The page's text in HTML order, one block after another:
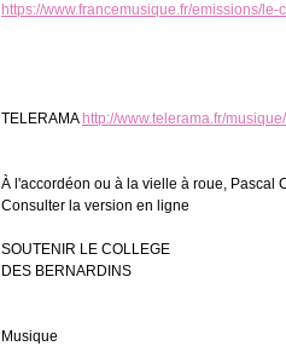
https://www.francemusique.fr/emissions/
TELERAMA http://www.telerama.fr/
À l'accordéon ou à la vielle à roue, Pascal
Consulter la version en ligne
SOUTENIR LE COLLEGE
DES BERNARDINS
Musique